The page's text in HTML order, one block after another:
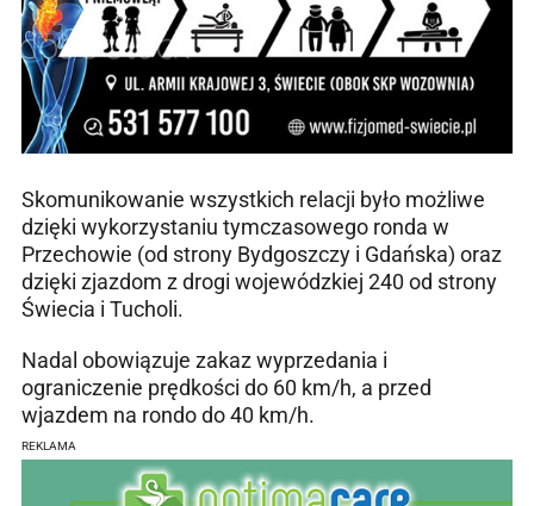
Skomunikowanie wszystkich relacji było możliwe
dzięki wykorzystaniu tymczasowego ronda w
Przechowie (od strony Bydgoszczy i Gdańska) oraz
dzięki zjazdom z drogi wojewódzkiej 240 od strony
Świecia i Tucholi.
Nadal obowiązuje zakaz wyprzedania i
ograniczenie prędkości do 60 km/h, a przed
wjazdem na rondo do 40 km/h.
REKLAMA